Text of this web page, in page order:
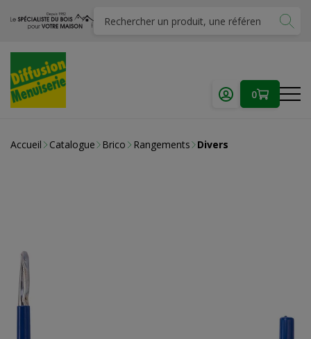
0
Accueil Catalogue Brico Rangements Divers